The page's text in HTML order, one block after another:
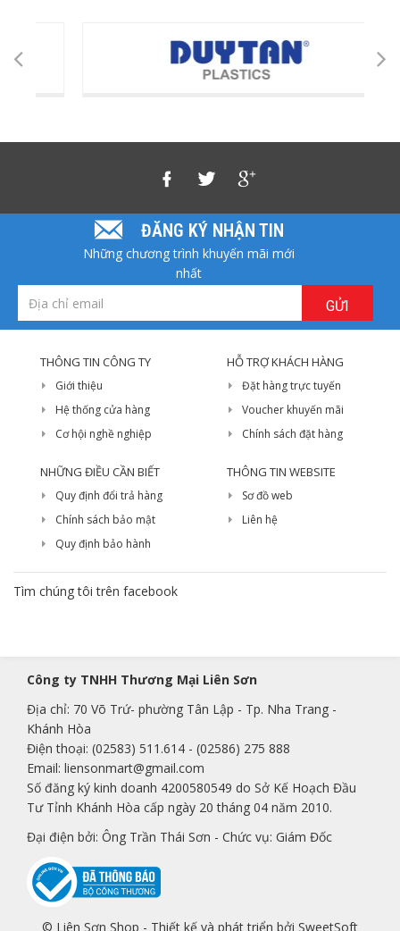
ĐĂNG KÝ NHẬN TIN
Những chương trình khuyến mãi mới
nhất
GỬI
THÔNG TIN CÔNG TY
Giới thiệu
Hệ thống cửa hàng
Cơ hội nghề nghiệp
HỖ TRỢ KHÁCH HÀNG
Đặt hàng trực tuyến
Voucher khuyến mãi
Chính sách đặt hàng
NHỮNG ĐIỀU CẦN BIẾT
Quy định đổi trả hàng
Chính sách bảo mật
Quy định bảo hành
THÔNG TIN WEBSITE
Sơ đồ web
Liên hệ
Tìm chúng tôi trên facebook
Công ty TNHH Thương Mại Liên Sơn
Địa chỉ: 70 Võ Trứ- phường Tân Lập - Tp. Nha Trang -
Khánh Hòa
Điện thoại: (02583) 511.614 - (02586) 275 888
Email: liensonmart@gmail.com
Số đăng ký kinh doanh 4200580549 do Sở Kế Hoạch Đầu
Tư Tỉnh Khánh Hòa cấp ngày 20 tháng 04 năm 2010.
Đại điện bởi: Ông Trần Thái Sơn - Chức vụ: Giám Đốc
© Liên Sơn Shop - Thiết kế và phát triển bởi SweetSoft